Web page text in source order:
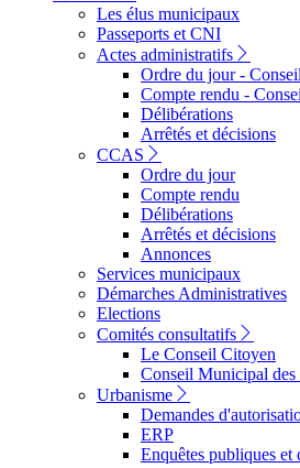
Les élus municipaux
Passeports et CNI
Actes administratifs
Ordre du jour -
Compte rendu -
Délibérations
Arrêtés et décisions
CCAS
Ordre du jour
Compte rendu
Délibérations
Arrêtés et décisions
Annonces
Services municipaux
Démarches Administratives
Elections
Comités consultatifs
Le Conseil Citoyen
Conseil Municipal des
Urbanisme
Demandes
ERP
Enquêtes publiques et